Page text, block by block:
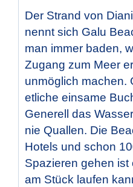
Der Strand von
nennt sich Galu
man immer baden,
Zugang zum Meer
unmöglich machen.
etliche einsame
Generell das
nie Quallen. Die
Hotels und schon
Spazieren gehen
am Stück laufen